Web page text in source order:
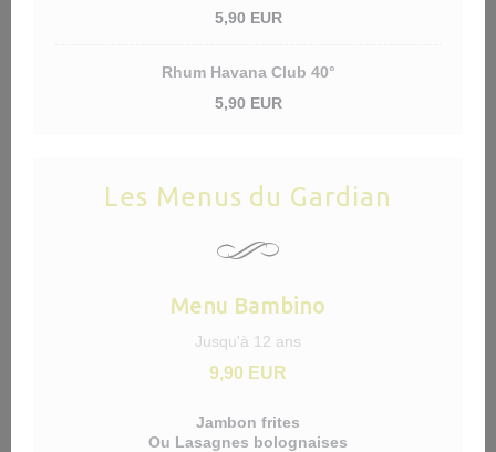
5,90 EUR
Rhum Havana Club 40°
5,90 EUR
Les Menus du Gardian
Menu Bambino
Jusqu'à 12 ans
9,90 EUR
Jambon frites
Ou Lasagnes bolognaises